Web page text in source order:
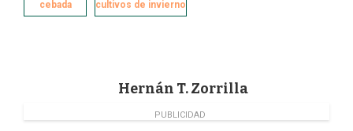
b
e
t
l
cebada cultivos de invierno
Hernán T. Zorrilla
PUBLICIDAD